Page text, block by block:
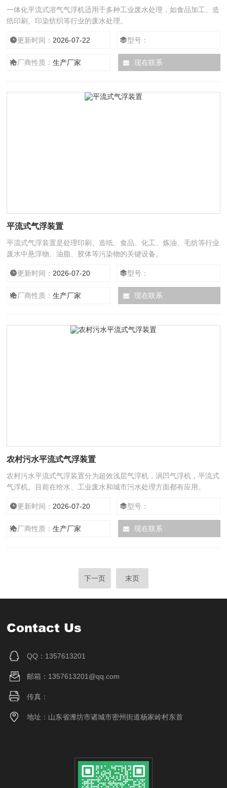
一体化平流式溶气气浮机适用于多种工业废水处理，如食品加工、造
纸印刷、印染纺织等行业的废水处理。
更新时间： 2026-07-22 型号：
厂商性质：生产厂家 现在联系
平流式气浮装置
平流式气浮装置是处理印刷、造纸、食品、化工、炼油、毛纺等行业
废水中悬浮物、油脂、胶体等污染物的关键设备。
更新时间： 2026-07-20 型号：
厂商性质：生产厂家 现在联系
农村污水平流式气浮装置
农村污水平流式气浮装置分为超效浅层气浮机，涡凹气浮机，平流式
气浮机。目前在给水、工业废水和城市污水处理方面都有应用。
更新时间： 2026-07-20 型号：
厂商性质：生产厂家 现在联系
下一页 末页
Contact Us
QQ：1357613201
邮箱：1357613201@qq.com
传真：
地址：山东省潍坊市诸城市密州街道杨家岭村东首